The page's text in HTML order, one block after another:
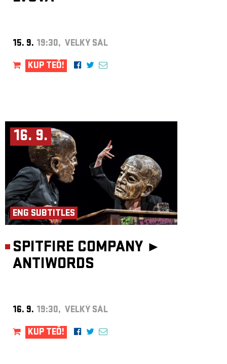
15. 9. 19:30, VELKÝ SÁL
KUP TEĎ!
16. 9.
ENG SUBTITLES
SPITFIRE COMPANY ►
ANTIWORDS
16. 9. 19:30, VELKÝ SÁL
KUP TEĎ!